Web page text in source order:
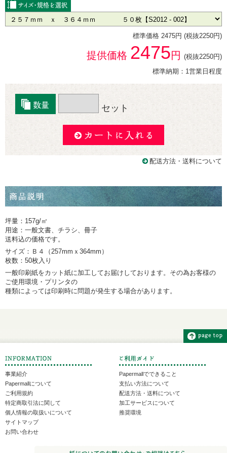
標準価格 2475円 (税抜2250円)
提供価格 2475円 (税抜2250円)
標準納期：1営業日程度
セット
配送方法・送料について
坪量：157g/㎡
用途：一般文書、チラシ、冊子
送料込の価格です。
サイズ：Ｂ４（257mmｘ364mm）
枚数：50枚入り
一般印刷紙をカット紙に加工してお届けしております。その為お客様の
ご使用環境・プリンタの
種類によっては印刷時に問題が発生する場合があります。
事業紹介
Papermallについて
ご利用規約
特定商取引法に関して
個人情報の取扱いについて
サイトマップ
お問い合わせ
Papermallでできること
支払い方法について
配送方法・送料について
加工サービスについて
推奨環境